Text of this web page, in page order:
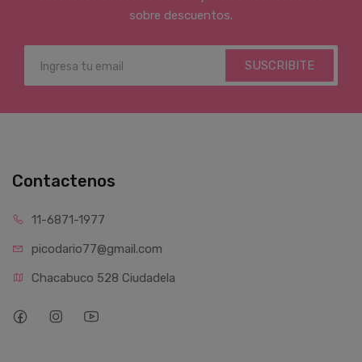
sobre descuentos.
SUSCRIBITE
Contactenos
11-6871-1977
picodario77@gmail.com
Chacabuco 528 Ciudadela